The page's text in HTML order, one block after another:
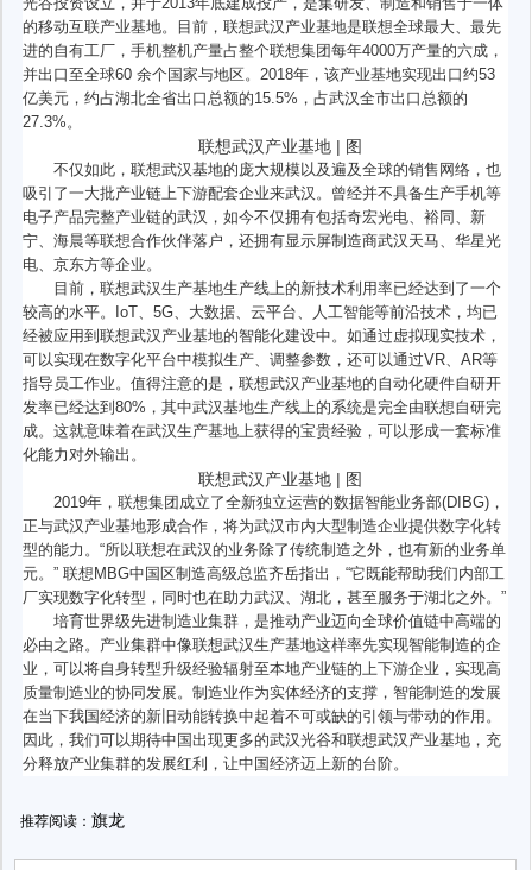
的移动互联产业基地。目前，联想武汉产业基地是联想全球最大、最先
进的自有工厂，手机整机产量占整个联想集团每年4000万产量的六成，
并出口至全球60 余个国家与地区。2018年，该产业基地实现出口约53
亿美元，约占湖北全省出口总额的15.5%，占武汉全市出口总额的
27.3%。
联想武汉产业基地 | 图
不仅如此，联想武汉基地的庞大规模以及遍及全球的销售网络，也
吸引了一大批产业链上下游配套企业来武汉。曾经并不具备生产手机等
电子产品完整产业链的武汉，如今不仅拥有包括奇宏光电、裕同、新
宁、海晨等联想合作伙伴落户，还拥有显示屏制造商武汉天马、华星光
电、京东方等企业。
目前，联想武汉生产基地生产线上的新技术利用率已经达到了一个
较高的水平。IoT、5G、大数据、云平台、人工智能等前沿技术，均已
经被应用到联想武汉产业基地的智能化建设中。如通过虚拟现实技术，
可以实现在数字化平台中模拟生产、调整参数，还可以通过VR、AR等
指导员工作业。值得注意的是，联想武汉产业基地的自动化硬件自研开
发率已经达到80%，其中武汉基地生产线上的系统是完全由联想自研完
成。这就意味着在武汉生产基地上获得的宝贵经验，可以形成一套标准
化能力对外输出。
联想武汉产业基地 | 图
2019年，联想集团成立了全新独立运营的数据智能业务部(DIBG)，
正与武汉产业基地形成合作，将为武汉市内大型制造企业提供数字化转
型的能力。“所以联想在武汉的业务除了传统制造之外，也有新的业务单
元。” 联想MBG中国区制造高级总监齐岳指出，“它既能帮助我们内部工
厂实现数字化转型，同时也在助力武汉、湖北，甚至服务于湖北之外。”
培育世界级先进制造业集群，是推动产业迈向全球价值链中高端的
必由之路。产业集群中像联想武汉生产基地这样率先实现智能制造的企
业，可以将自身转型升级经验辐射至本地产业链的上下游企业，实现高
质量制造业的协同发展。制造业作为实体经济的支撑，智能制造的发展
在当下我国经济的新旧动能转换中起着不可或缺的引领与带动的作用。
因此，我们可以期待中国出现更多的武汉光谷和联想武汉产业基地，充
分释放产业集群的发展红利，让中国经济迈上新的台阶。
推荐阅读： 旗龙